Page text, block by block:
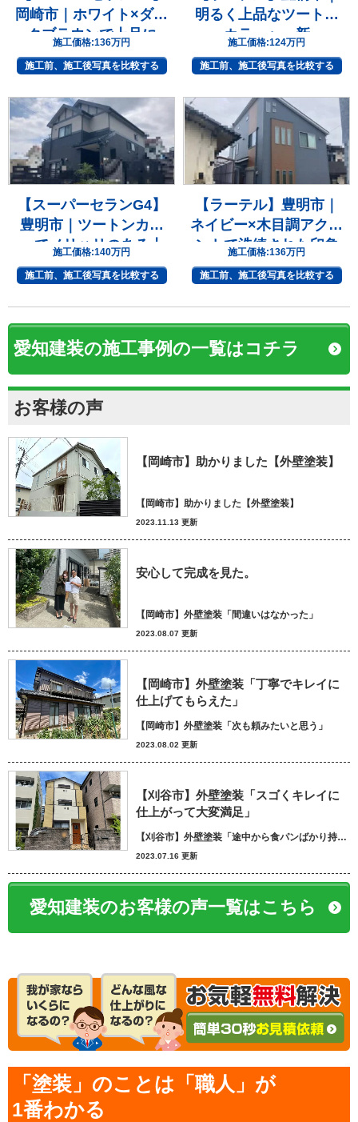
岡崎市｜ホワイト×ダー
クブラウンで上品に
施工価格:136万円
施工前、施工後写真を比較する
明るく上品なツートン
カラーへ一新
施工価格:124万円
施工前、施工後写真を比較する
【スーパーセランG4】
豊明市｜ツートンカラ
ーでメリハリのある上
質な住まいへ
施工価格:140万円
施工前、施工後写真を比較する
【ラーテル】豊明市｜
ネイビー×木目調アクセ
ントで洗練された印象
へ
施工価格:136万円
施工前、施工後写真を比較する
愛知建装の施工事例の一覧はコチラ
お客様の声
【岡崎市】助かりました【外壁塗装】
【岡崎市】助かりました【外壁塗装】
2023.11.13 更新
安心して完成を見た。
【岡崎市】外壁塗装「間違いはなかった」
2023.08.07 更新
【岡崎市】外壁塗装「丁寧でキレイに
仕上げてもらえた」
【岡崎市】外壁塗装「次も頼みたいと思う」
2023.08.02 更新
【刈谷市】外壁塗装「スゴくキレイに
仕上がって大変満足」
【刈谷市】外壁塗装「途中から食パンばかり持ってきてパン屋さんかと思いました笑」
2023.07.16 更新
愛知建装のお客様の声一覧はこちら
「塗装」のことは「職人」が
1番わかる